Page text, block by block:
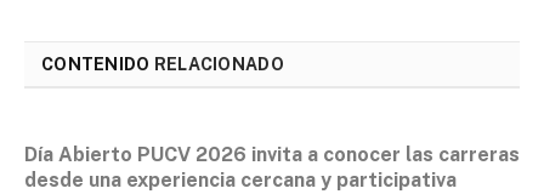
CONTENIDO RELACIONADO
Día Abierto PUCV 2026 invita a conocer las carreras
desde una experiencia cercana y participativa